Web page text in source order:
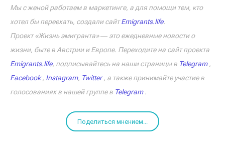
Мы с женой работаем в маркетинге, а для помощи тем, кто
хотел бы переехать, создали сайтEmigrants.life.
Проект «Жизнь эмигранта» ― это ежедневные новости о
жизни, быте в Австрии и Европе. Переходите на сайт проекта
Emigrants.life, подписывайтесь на наши страницы в Telegram,
Facebook, Instagram, Twitter, а также принимайте участие в
голосованиях в нашей группе в Telegram.
Поделиться мнением...